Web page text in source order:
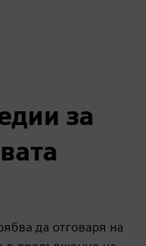
за
да отговаря на